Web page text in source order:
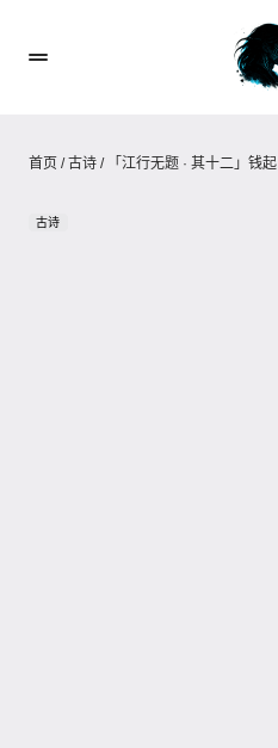
首页 /古诗 / 「江行无题 · 其十二」钱起
古诗